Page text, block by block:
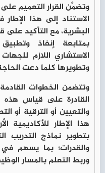
وتضمَّن القرار التعميم على
الاستناد إلى هذا
البشرية، مع التأكيد على
بمتابعة إنفاذ
الاستشاري اللازم
وتطويرها كلما دعت
وتتضمن الخطوات
القادرة على قياس هذه
والتعيين أو الترقية أو
هذا الإطار للأكاديمية
بتطوير نماذج التدريب
والقدرات؛ بما يسهم
وربط التعلم بالمسار